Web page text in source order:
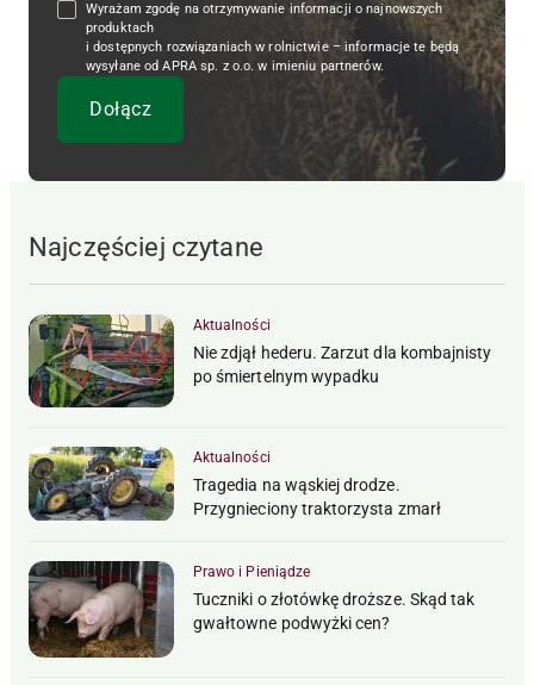
Wyrażam zgodę na otrzymywanie informacji o najnowszych
produktach
i dostępnych rozwiązaniach w rolnictwie – informacje te będą
wysyłane od APRA sp. z o.o. w imieniu partnerów.
Najczęściej czytane
Aktualności
Nie zdjął hederu. Zarzut dla kombajnisty
po śmiertelnym wypadku
Aktualności
Tragedia na wąskiej drodze.
Przygnieciony traktorzysta zmarł
Prawo i Pieniądze
Tuczniki o złotówkę droższe. Skąd tak
gwałtowne podwyżki cen?